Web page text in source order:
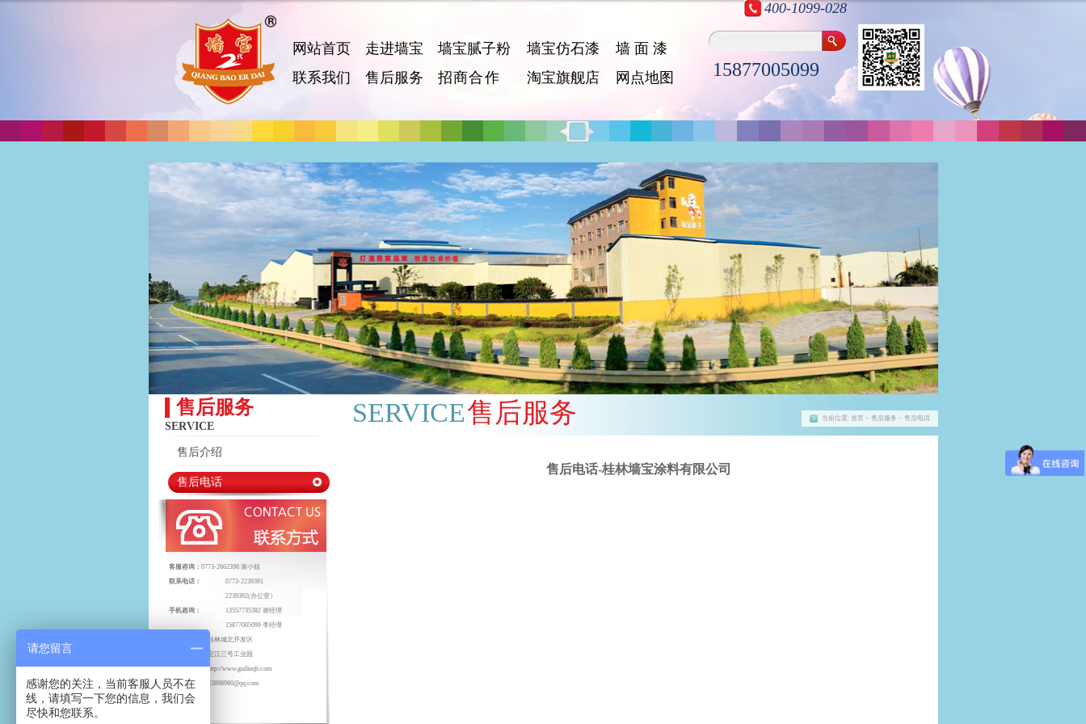
网站首页 走进墙宝 墙宝腻子粉 墙宝仿石漆
墙 面 漆
联系我们
售后服务 招 商 合 作 淘宝旗舰店 网点地图
400-1099-028
15877005099
售后服务
SERVICE
售后介绍
售后电话
客服咨询： 0773-2662398 谢小姐
联系电话：
0773-2239391
2239392(办公室）
手机咨询：
13557735382 谢经理
15877005099 李经理
桂林城北开发区
定江三号工业园
网址：http://www.guilinqb.com
电子邮箱：
1833898980@qq.com
SERVICE售后服务 当前位置: 首页> 售后服务 > 售后电话
售后电话-桂林墙宝涂料有限公司
请您留言
感谢您的关注，当前客服人员不在
线，请填写一下您的信息，我们会
尽快和您联系。